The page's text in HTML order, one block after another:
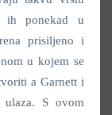
ih ponekad u
prisiljeno i
u kojem se
a Garnett i
ulaza. S ovom